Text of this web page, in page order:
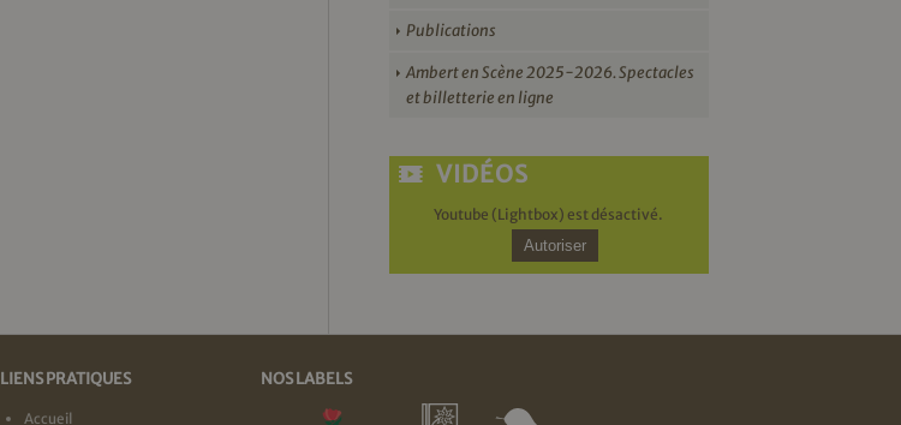
Publications
Ambert en Scène 2025-2026. Spectacles
et billetterie en ligne
VIDÉOS
Youtube (Lightbox) est désactivé.
Autoriser
LIENS PRATIQUES
Accueil
NOS LABELS